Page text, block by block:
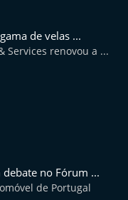
de velas ...
Services renovou a ...
no Fórum ...
de Portugal